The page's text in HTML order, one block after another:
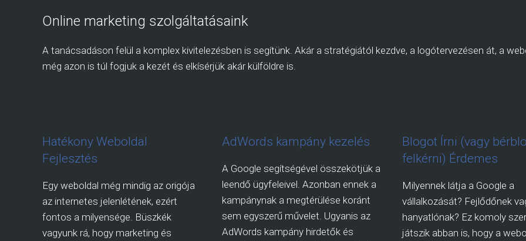
Online marketing szolgáltatásaink
A tanácsadáson felül a komplex kivitelezésben is segítünk. Akár a stratégiától kezdve, a logótervezésen át, a
még azon is túl fogjuk a kezét és elkísérjük akár külföldre is.
Hatékony Weboldal
Fejlesztés
Egy weboldal még mindig az origója
az internetes jelenlétének, ezért
fontos a milyensége. Büszkék
vagyunk rá, hogy marketing és
AdWords kampány kezelés
A Google segítségével összekötjük a
leendő ügyfeleivel. Azonban ennek a
kampánynak a megtérülése koránt
sem egyszerű művelet. Ugyanis az
AdWords kampány hirdetők és
Blogot Írni (vagy
felkérni) Érdemes
Milyennek látja a Google a
vállalkozását? Fejlődőnek
hanyatlónak? Ez komoly
játszik abban is, hogy a